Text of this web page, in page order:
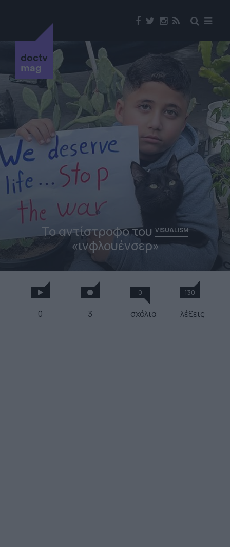
doctv
mag
Το αντίστροφο του VISUALISM
«ινφλουένσερ»
0 3
0
σχόλια
130
λέξεις